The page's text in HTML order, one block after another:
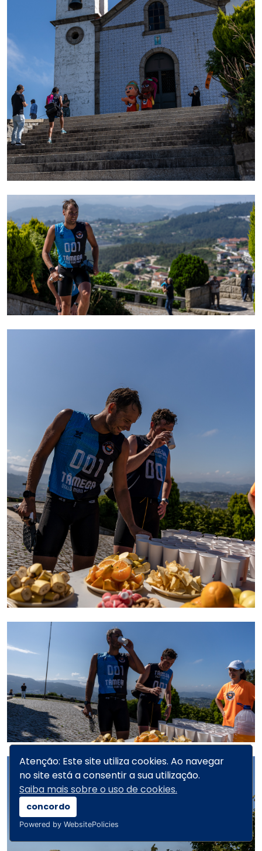
Atenção: Este site utiliza cookies. Ao navegar
no site está a consentir a sua utilização.
Saiba mais sobre o uso de cookies.
concordo
Powered by WebsitePolicies